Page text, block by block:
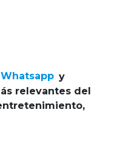
y
relevantes del